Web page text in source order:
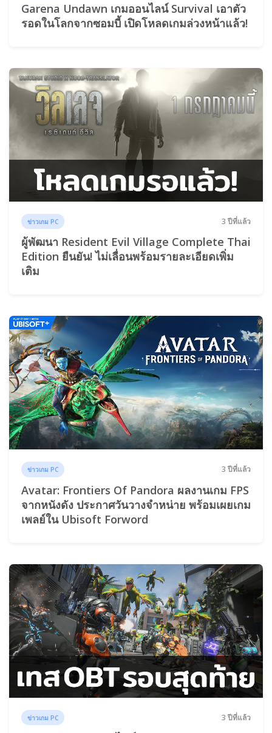
Garena Undawn เกมออนไลน์ Survival เอาตัว
รอดในโลกจากซอมบี้ เปิดโหลดเกมล่วงหน้าแล้ว!
ข่าวเกม PC 3 ปีที่แล้ว
ผู้พัฒนา Resident Evil Village Complete Thai
Edition ยืนยัน! ไม่เลื่อนพร้อมรายละเอียดเพิ่ม
เติม
ข่าวเกม PC 3 ปีที่แล้ว
Avatar: Frontiers Of Pandora ผลงานเกม FPS
จากหนังดัง ประกาศวันวางจำหน่าย พร้อมเผยเกม
เพลย์ใน Ubisoft Forword
ข่าวเกม PC 3 ปีที่แล้ว